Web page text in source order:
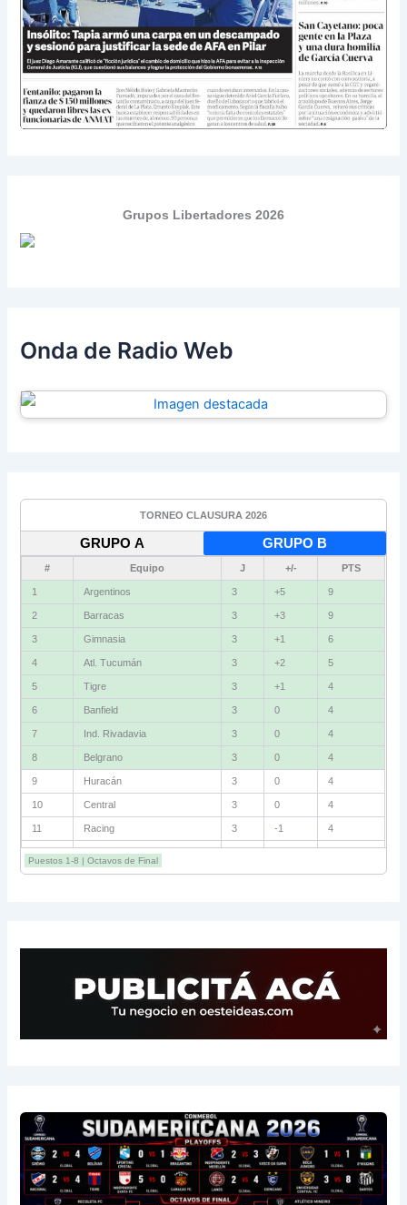
Grupos Libertadores 2026
Onda de Radio Web
TORNEO CLAUSURA 2026
GRUPO A GRUPO B
# Equipo J +/- PTS
1 Argentinos 3 +5 9
2 Barracas 3 +3 9
3 Gimnasia 3 +1 6
4 Atl. Tucumán 3 +2 5
5 Tigre 3 +1 4
6 Banfield 3 0 4
7 Ind. Rivadavia 3 0 4
8 Belgrano 3 0 4
9 Huracán 3 0 4
10 Central 3 0 4
11 Racing 3 -1 4
12 Estudiantes RC
13 Sarmiento 3 -1 3
Puestos 1-8 | Octavos de Final